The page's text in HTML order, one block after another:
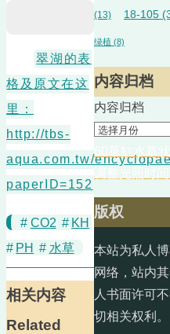
翠湖的表
格及原文在这
里：
http://tbs-
aqua.com.tw/
paperID=152
# CO2 # KH
# PH # 水草
相关内容
Related
(13) 18-105
绿植 (8)
内容归档
内容归档
60草缸水草
版权
本站为私人
网络，站内
人书面许可
切相关权利。